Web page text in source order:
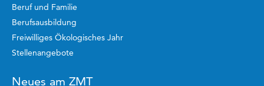
Beruf und Familie
Berufsausbildung
Freiwilliges Ökologisches Jahr
Stellenangebote
Neues am ZMT